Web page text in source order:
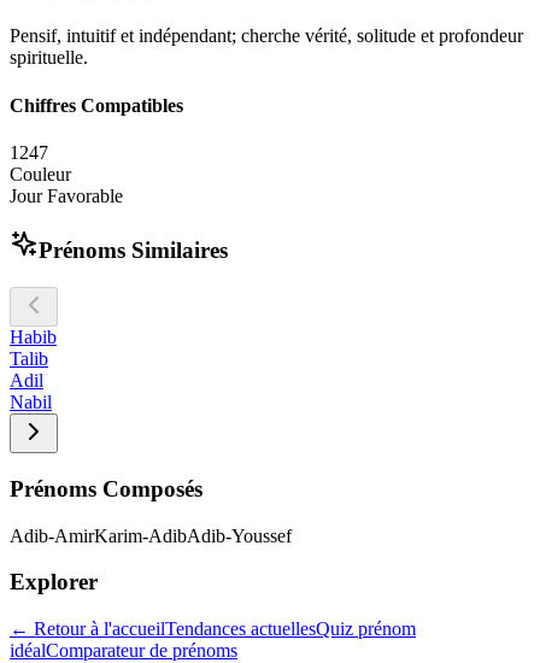
Pensif, intuitif et indépendant; cherche vérité, solitude et profondeur
spirituelle.
Chiffres Compatibles
1 247
Couleur
Jour Favorable
Prénoms Similaires
Habib
Talib
Adil
Nabil
Prénoms Composés
Adib-AmirKarim-AdibAdib-Youssef
Explorer
← Retour à l'accueilTendances actuellesQuiz prénom
idéalComparateur de prénoms